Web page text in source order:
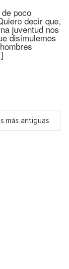
poco
decir que,
juventud nos
disimulemos
más antiguas